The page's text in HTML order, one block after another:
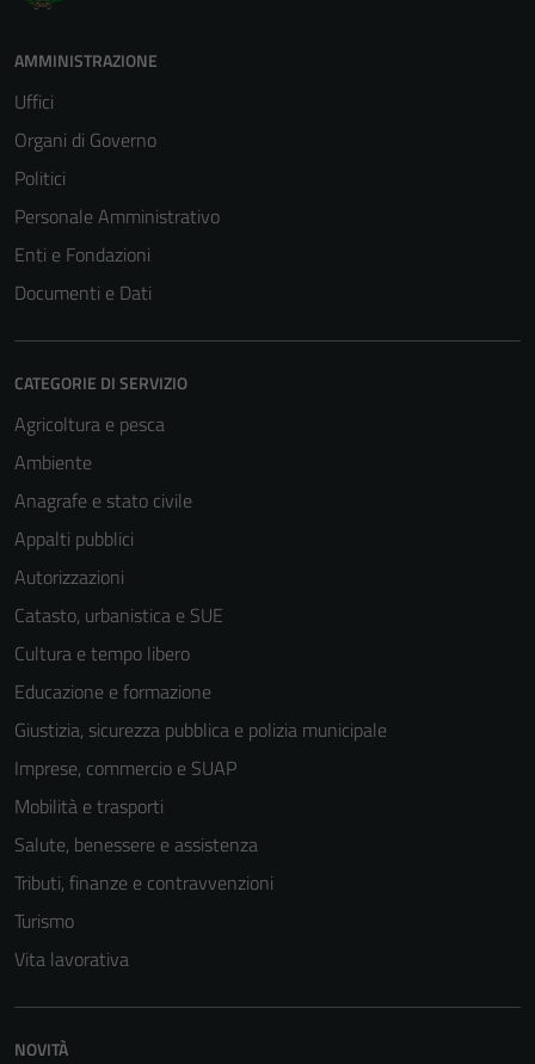
AMMINISTRAZIONE
Uffici
Organi di Governo
Politici
Personale Amministrativo
Enti e Fondazioni
Documenti e Dati
CATEGORIE DI SERVIZIO
Agricoltura e pesca
Ambiente
Anagrafe e stato civile
Appalti pubblici
Autorizzazioni
Catasto, urbanistica e SUE
Cultura e tempo libero
Educazione e formazione
Giustizia, sicurezza pubblica e polizia municipale
Imprese, commercio e SUAP
Mobilità e trasporti
Salute, benessere e assistenza
Tributi, finanze e contravvenzioni
Turismo
Vita lavorativa
NOVITÀ